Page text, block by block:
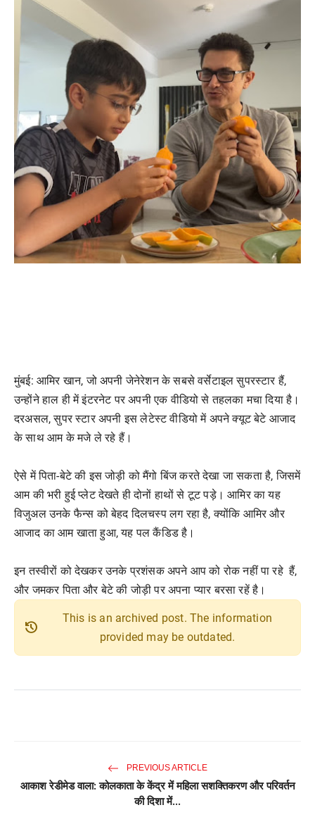
मुंबई: आमिर खान, जो अपनी जेनेरेशन के सबसे वर्सेटाइल सुपरस्टार हैं,
उन्होंने हाल ही में इंटरनेट पर अपनी एक वीडियो से तहलका मचा दिया है।
दरअसल, सुपर स्टार अपनी इस लेटेस्ट वीडियो में अपने क्यूट बेटे आजाद
के साथ आम के मजे ले रहे हैं।
ऐसे में पिता-बेटे की इस जोड़ी को मैंगो बिंज करते देखा जा सकता है, जिसमें
आम की भरी हुई प्लेट देखते ही दोनों हाथों से टूट पड़े। आमिर का यह
विजुअल उनके फैन्स को बेहद दिलचस्प लग रहा है, क्योंकि आमिर और
आजाद का आम खाता हुआ, यह पल कैंडिड है।
इन तस्वीरों को देखकर उनके प्रशंसक अपने आप को रोक नहीं पा रहे हैं,
और जमकर पिता और बेटे की जोड़ी पर अपना प्यार बरसा रहें है।
history
This is an archived post. The information
provided may be outdated.
PREVIOUS ARTICLE
आकाश रेडीमेड वाला: कोलकाता के केंद्र में महिला सशक्तिकरण और परिवर्तन
की दिशा में...